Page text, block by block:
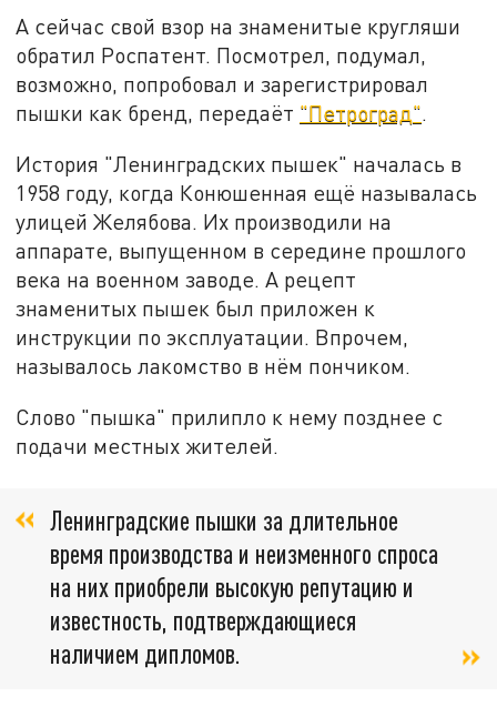
А сейчас свой взор на знаменитые кругляши
обратил Роспатент. Посмотрел, подумал,
возможно, попробовал и зарегистрировал
пышки как бренд, передаёт "Петроград".
История "Ленинградских пышек" началась в
1958 году, когда Конюшенная ещё называлась
улицей Желябова. Их производили на
аппарате, выпущенном в середине прошлого
века на военном заводе. А рецепт
знаменитых пышек был приложен к
инструкции по эксплуатации. Впрочем,
называлось лакомство в нём пончиком.
Слово "пышка" прилипло к нему позднее с
подачи местных жителей.
Ленинградские пышки за длительное
время производства и неизменного спроса
на них приобрели высокую репутацию и
известность, подтверждающиеся
наличием дипломов.